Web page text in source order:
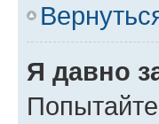
Я давно